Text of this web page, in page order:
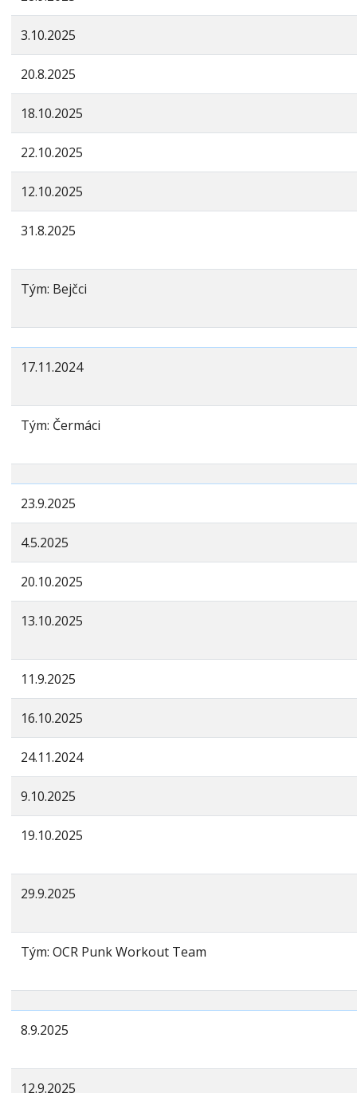
3.10.2025
20.8.2025
18.10.2025
22.10.2025
12.10.2025
31.8.2025
Tým: Bejčci
17.11.2024
Tým: Čermáci
23.9.2025
4.5.2025
20.10.2025
13.10.2025
11.9.2025
16.10.2025
24.11.2024
9.10.2025
19.10.2025
29.9.2025
Tým: OCR Punk Workout Team
8.9.2025
12.9.2025